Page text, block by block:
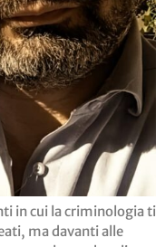
in cui la criminologia ti
ma davanti alle